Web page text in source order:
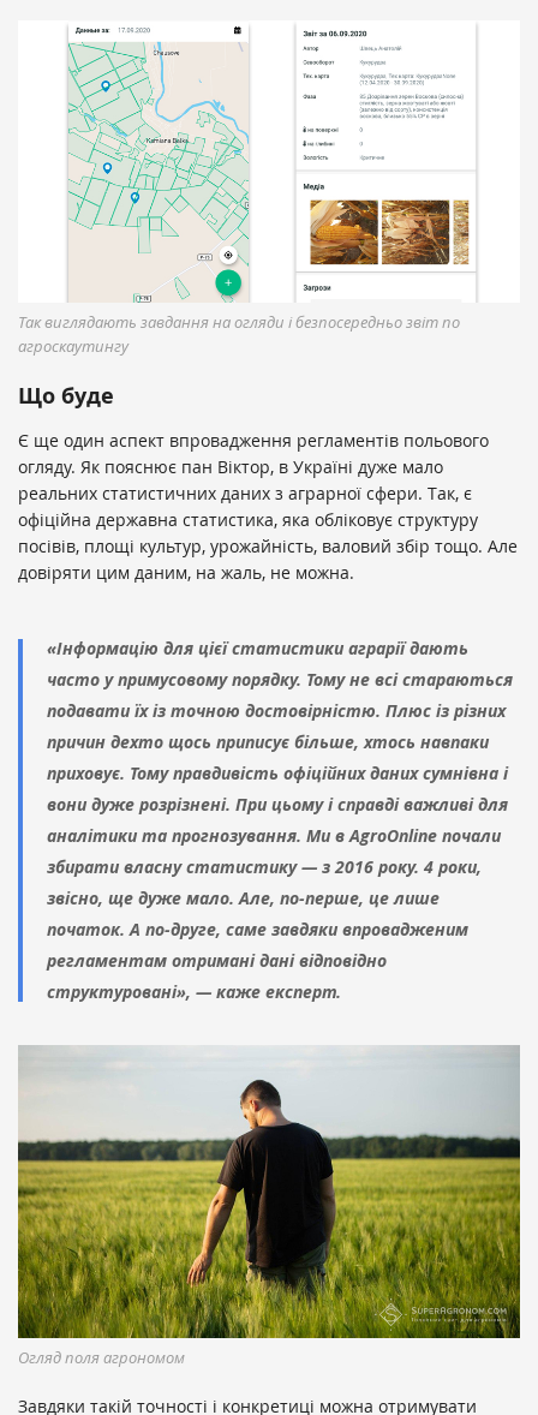
Так виглядають завдання на огляди і безпосередньо звіт по
агроскаутингу
Що буде
Є ще один аспект впровадження регламентів польового
огляду. Як пояснює пан Віктор, в Україні дуже мало
реальних статистичних даних з аграрної сфери. Так, є
офіційна державна статистика, яка обліковує структуру
посівів, площі культур, урожайність, валовий збір тощо. Але
довіряти цим даним, на жаль, не можна.
«Інформацію для цієї статистики аграрії дають
часто у примусовому порядку. Тому не всі стараються
подавати їх із точною достовірністю. Плюс із різних
причин дехто щось приписує більше, хтось навпаки
приховує. Тому правдивість офіційних даних сумнівна і
вони дуже розрізнені. При цьому і справді важливі для
аналітики та прогнозування. Ми в AgroOnline почали
збирати власну статистику — з 2016 року. 4 роки,
звісно, ще дуже мало. Але, по-перше, це лише
початок. А по-друге, саме завдяки впровадженим
регламентам отримані дані відповідно
структуровані», — каже експерт.
Огляд поля агрономом
Завдяки такій точності і конкретиці можна отримувати